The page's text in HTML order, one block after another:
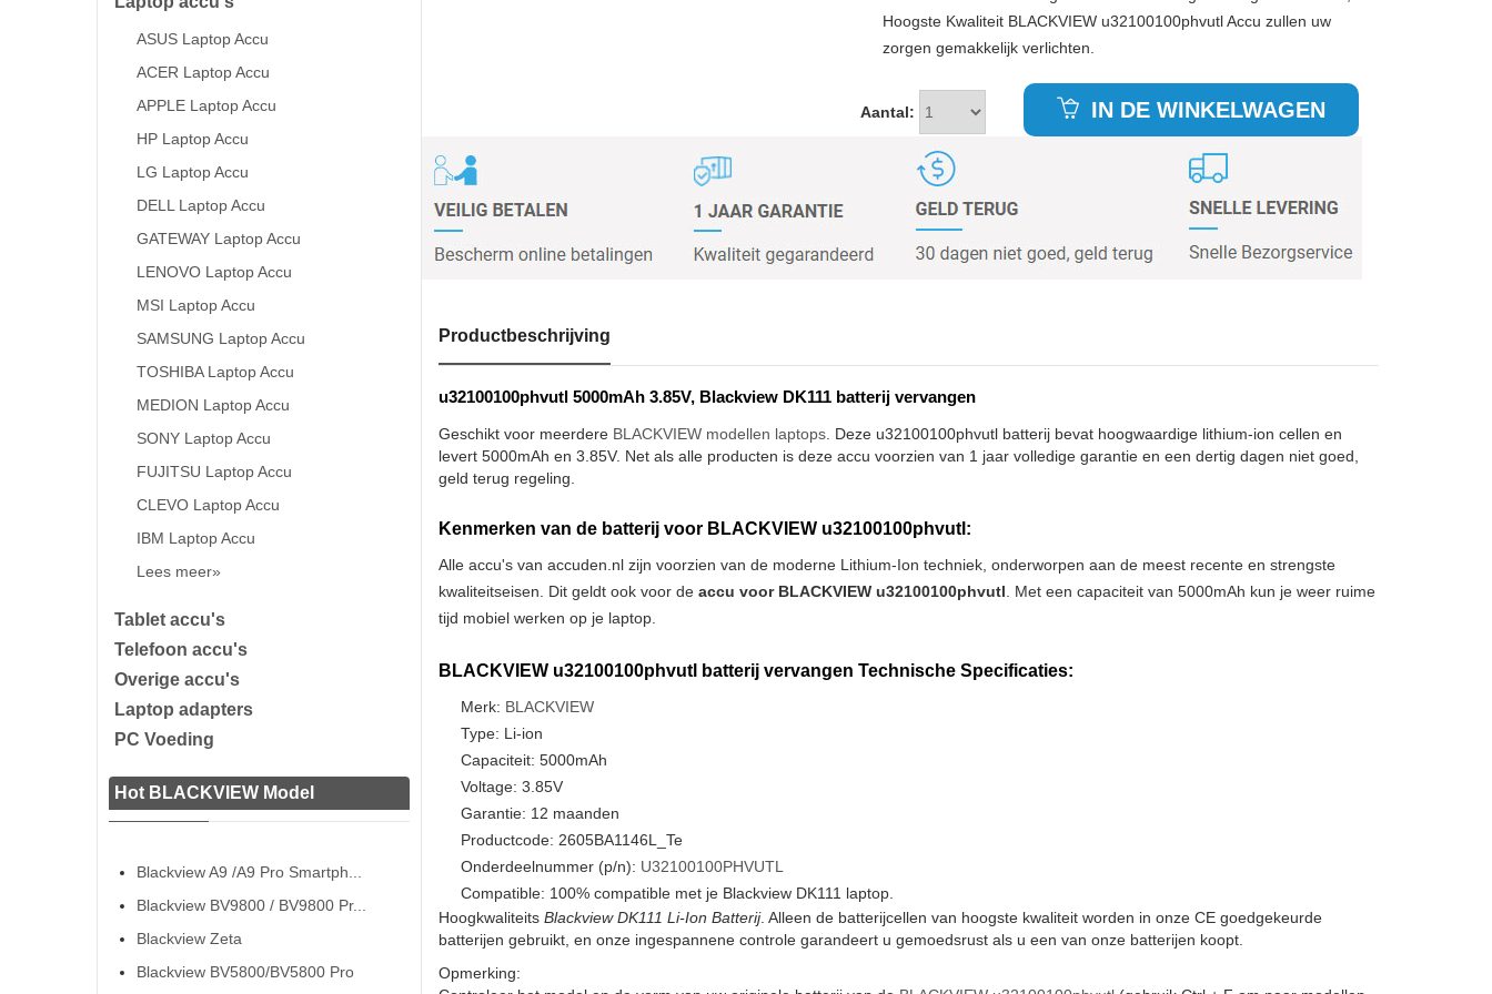
ASUS Laptop Accu
ACER Laptop Accu
APPLE Laptop Accu
HP Laptop Accu
LG Laptop Accu
DELL Laptop Accu
GATEWAY Laptop Accu
LENOVO Laptop Accu
MSI Laptop Accu
SAMSUNG Laptop Accu
TOSHIBA Laptop Accu
MEDION Laptop Accu
SONY Laptop Accu
FUJITSU Laptop Accu
CLEVO Laptop Accu
IBM Laptop Accu
Lees meer»
Tablet accu's
Telefoon accu's
Overige accu's
Laptop adapters
PC Voeding
Hot BLACKVIEW Model
Blackview A9 /A9 Pro Smartph...
Blackview BV9800 / BV9800 Pr...
Blackview Zeta
Blackview BV5800/BV5800 Pro
Hoogste Kwaliteit BLACKVIEW u32100100phvutl Accu zullen uw
zorgen gemakkelijk verlichten.
Aantal: IN DE WINKELWAGEN
Productbeschrijving
u32100100phvutl 5000mAh 3.85V, Blackview DK111 batterij vervangen
Geschikt voor meerdere BLACKVIEW modellen laptops. Deze u32100100phvutl batterij bevat hoogwaardige lithium-ion cellen en
levert 5000mAh en 3.85V. Net als alle producten is deze accu voorzien van 1 jaar volledige garantie en een dertig dagen niet goed,
geld terug regeling.
Kenmerken van de batterij voor BLACKVIEW u32100100phvutl:
Alle accu's van accuden.nl zijn voorzien van de moderne Lithium-Ion techniek, onderworpen aan de meest recente en strengste
kwaliteitseisen. Dit geldt ook voor de accu voor BLACKVIEW u32100100phvutl . Met een capaciteit van 5000mAh kun je weer ruime
tijd mobiel werken op je laptop.
BLACKVIEW u32100100phvutl batterij vervangen Technische Specificaties:
Merk: BLACKVIEW
Type: Li-ion
Capaciteit: 5000mAh
Voltage: 3.85V
Garantie: 12 maanden
Productcode: 2605BA1146L_Te
Onderdeelnummer (p/n): U32100100PHVUTL
Compatible: 100% compatible met je Blackview DK111 laptop.
Hoogkwaliteits Blackview DK111 Li-Ion Batterij. Alleen de batterijcellen van hoogste kwaliteit worden in onze CE goedgekeurde
batterijen gebruikt, en onze ingespannene controle garandeert u gemoedsrust als u een van onze batterijen koopt.
Opmerking: